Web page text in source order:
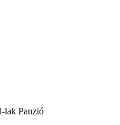
lak Panzió